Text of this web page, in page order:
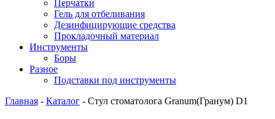
Перчатки
Гель для отбеливания
Дезинфицирующие средства
Прокладочный материал
Инструменты
Боры
Разное
Подставки под инструменты
Главная - Каталог - Стул стоматолога Granum(Гранум) D1